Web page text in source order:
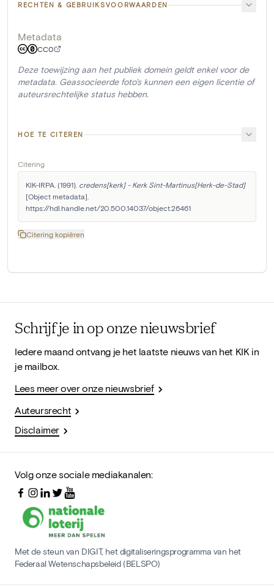
RECHTEN & GEBRUIKSVOORWAARDEN
Metadata
CC0
Deze toewijzing aan het publiek domein geldt enkel voor de
metadata. Geassocieerde foto's kunnen een eigen licentie of
auteursrechtelijke status hebben.
HOE TE CITEREN
Citering
KIK-IRPA. (1991). credens[kerk] - Kerk Sint-Martinus[Herk-de-Stad]
[Object metadata].
https://hdl.handle.net/20.500.14037/object.26461
Citering kopiëren
Schrijf je in op onze nieuwsbrief
Iedere maand ontvang je het laatste nieuws van het KIK in
je mailbox.
Lees meer over onze nieuwsbrief
Auteursrecht
Disclaimer
Volg onze sociale mediakanalen:
Met de steun van DIGIT, het digitaliseringsprogramma van het
Federaal Wetenschapsbeleid (BELSPO)